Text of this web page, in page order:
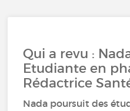
Qui a revu :
Etudiante en
Rédactrice
Nada poursuit des